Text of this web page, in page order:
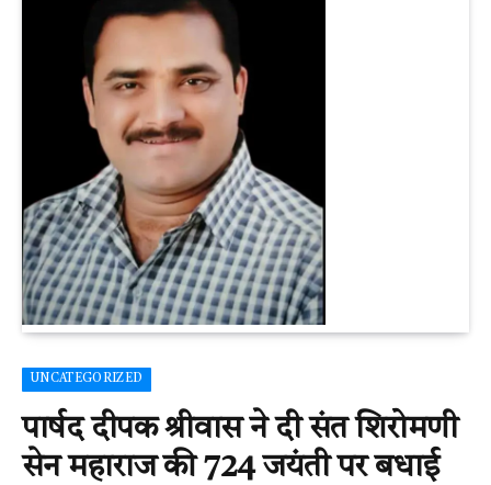
UNCATEGORIZED
पार्षद दीपक श्रीवास ने दी संत शिरोमणी
सेन महाराज की 724 जयंती पर बधाई